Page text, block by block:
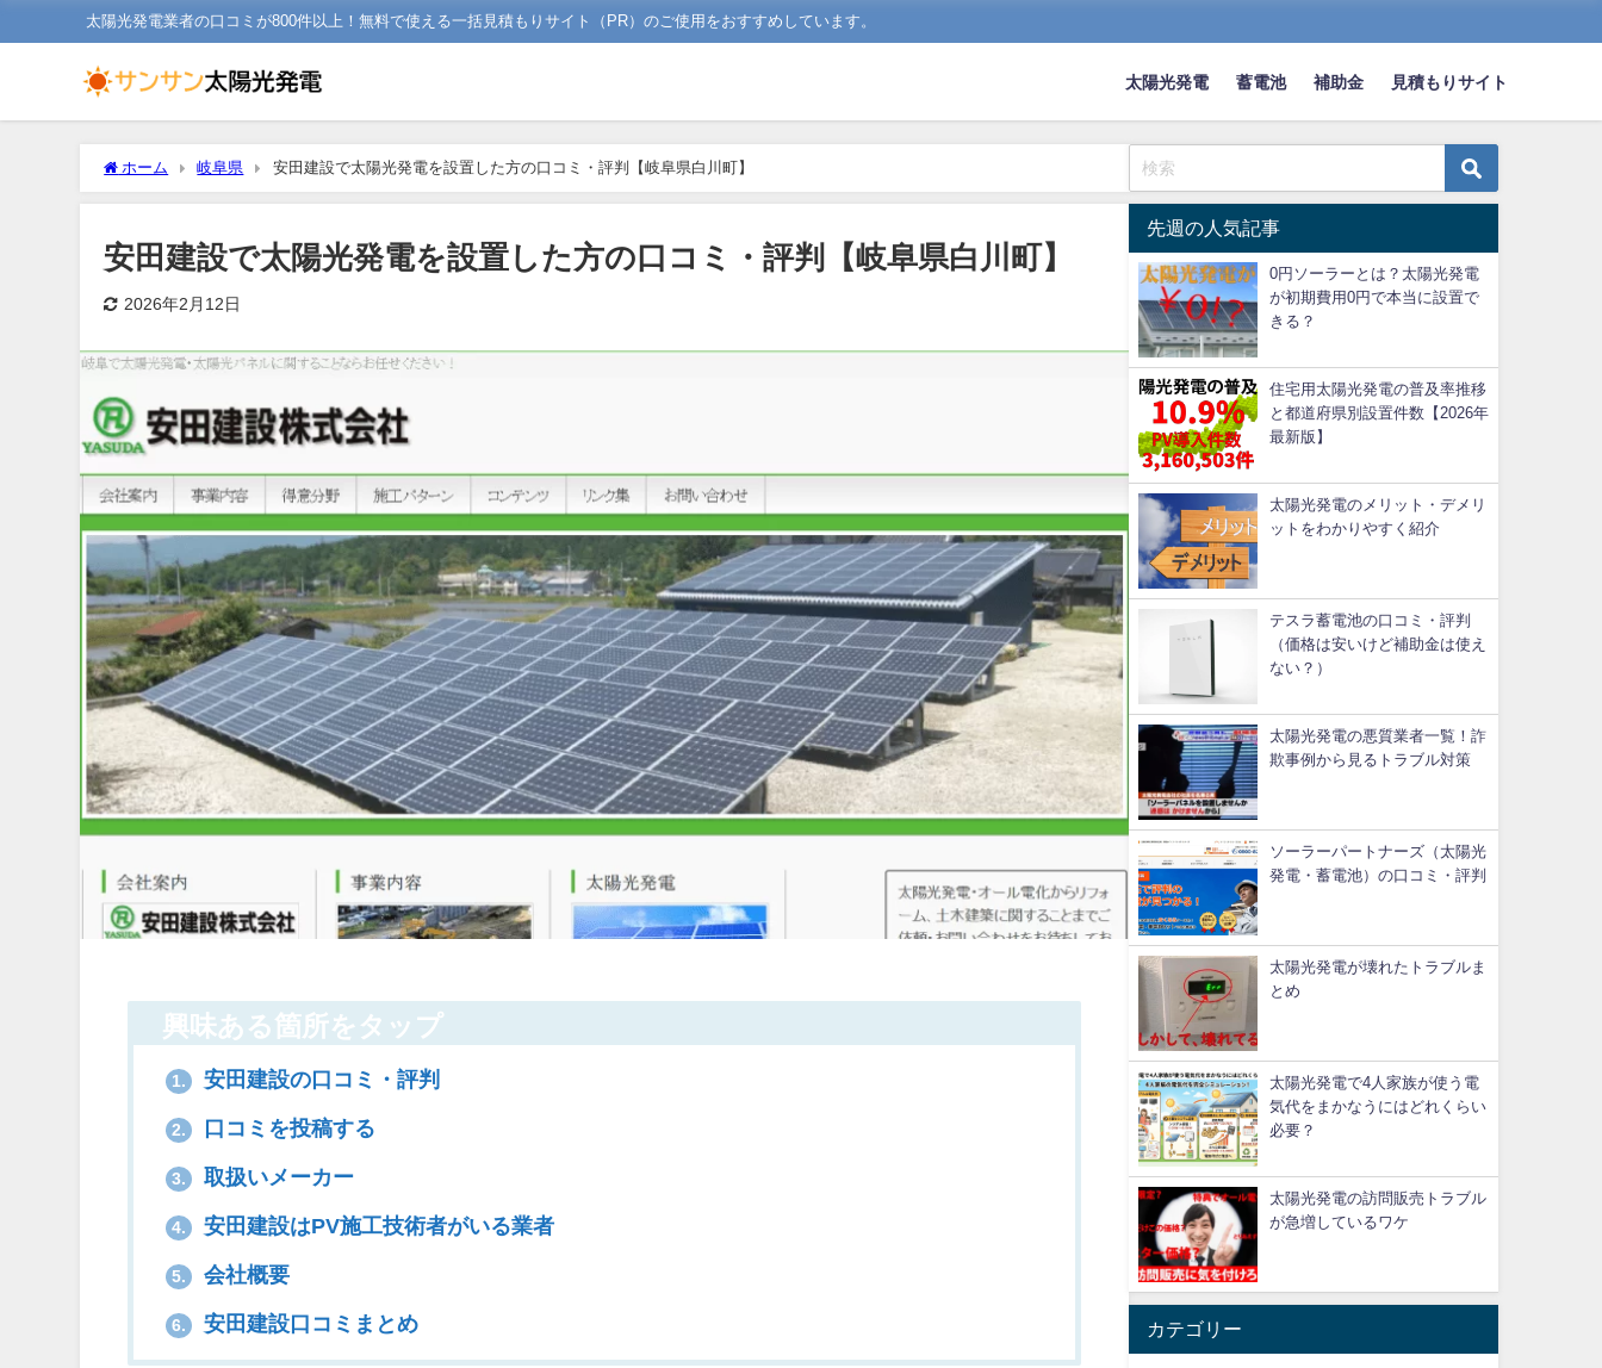
太陽光発電業者の口コミが800件以上！無料で使える一括見積もりサイト（PR）のご使用をおすすめしています。
太陽光発電 蓄電池 補助金 見積もりサイト
ホーム 岐阜県 安田建設で太陽光発電を設置した方の口コミ・評判【岐阜県白川町】
安田建設で太陽光発電を設置した方の口コミ・評判【岐阜県白川町】
2026年2月12日
興味ある箇所をタップ
1. 安田建設の口コミ・評判
2. 口コミを投稿する
3. 取扱いメーカー
4. 安田建設はPV施工技術者がいる業者
5. 会社概要
6. 安田建設口コミまとめ
先週の人気記事
0円ソーラーとは？太陽光発電
が初期費用0円で本当に設置で
きる？
住宅用太陽光発電の普及率推移
と都道府県別設置件数【2026年
最新版】
太陽光発電のメリット・デメリ
ットをわかりやすく紹介
テスラ蓄電池の口コミ・評判
（価格は安いけど補助金は使え
ない？）
太陽光発電の悪質業者一覧！詐
欺事例から見るトラブル対策
ソーラーパートナーズ（太陽光
発電・蓄電池）の口コミ・評判
太陽光発電が壊れたトラブルま
とめ
太陽光発電で4人家族が使う電
気代をまかなうにはどれくらい
必要？
太陽光発電の訪問販売トラブル
が急増しているワケ
カテゴリー